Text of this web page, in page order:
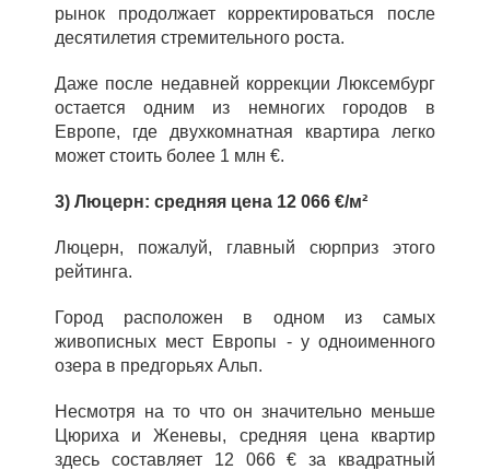
рынок продолжает корректироваться после
десятилетия стремительного роста.
Даже после недавней коррекции Люксембург
остается одним из немногих городов в
Европе, где двухкомнатная квартира легко
может стоить более 1 млн €.
3) Люцерн: средняя цена 12 066 €/м²
Люцерн, пожалуй, главный сюрприз этого
рейтинга.
Город расположен в одном из самых
живописных мест Европы - у одноименного
озера в предгорьях Альп.
Несмотря на то что он значительно меньше
Цюриха и Женевы, средняя цена квартир
здесь составляет 12 066 € за квадратный